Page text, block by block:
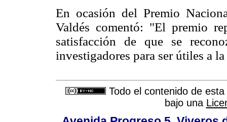
En ocasión del Premio
Valdés comentó: "El premio
satisfacción de que se
investigadores para ser útiles a
Todo el contenido de
bajo una